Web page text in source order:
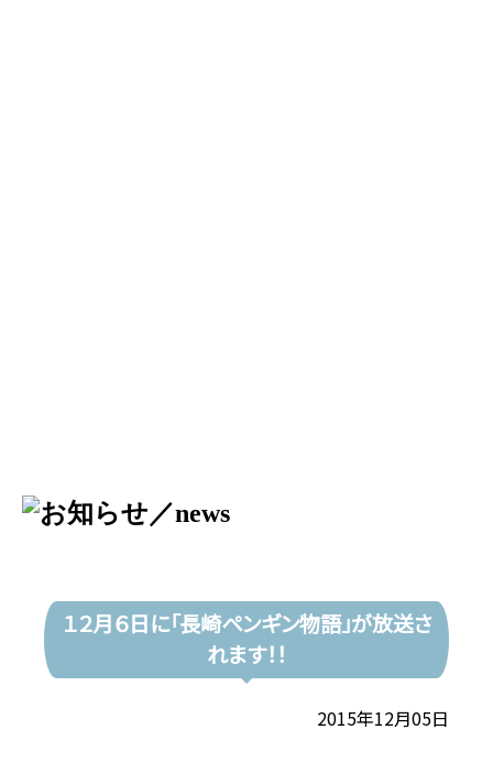
１２月６日に「長崎ペンギン物語」が放送さ
れます！！
2015年12月05日